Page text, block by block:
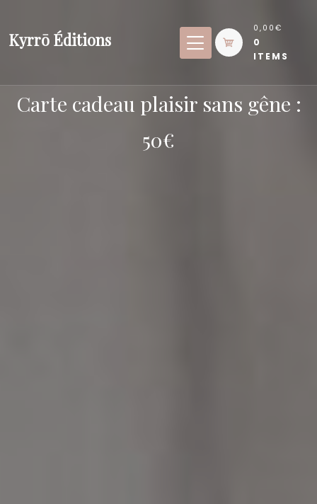
content
Kyrrō Éditions
0,00€
0
ITEMS
Carte cadeau plaisir sans gêne :
50€